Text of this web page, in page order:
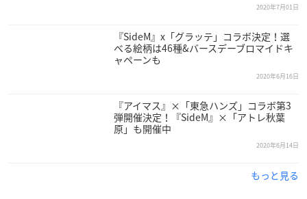
2020年7月01日
『SideM』x「グラッテ」コラボ決定！選
べる絵柄は46種&バースデーブロマイドキ
ャペーンも
2020年6月16日
『アイマス』×「東急ハンズ」コラボ第3
弾開催決定！『SideM』×「アトレ秋葉
原」も開催中
2020年6月14日
もっと見る